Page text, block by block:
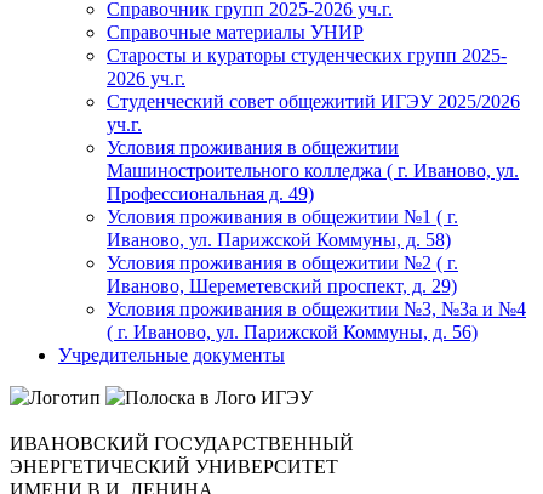
Справочник групп 2025-2026 уч.г.
Справочные материалы УНИР
Старосты и кураторы студенческих групп 2025-
2026 уч.г.
Студенческий совет общежитий ИГЭУ 2025/2026
уч.г.
Условия проживания в общежитии
Машиностроительного колледжа ( г. Иваново, ул.
Профессиональная д. 49)
Условия проживания в общежитии №1 ( г.
Иваново, ул. Парижской Коммуны, д. 58)
Условия проживания в общежитии №2 ( г.
Иваново, Шереметевский проспект, д. 29)
Условия проживания в общежитии №3, №3а и №4
( г. Иваново, ул. Парижской Коммуны, д. 56)
Учредительные документы
ИВАНОВСКИЙ ГОСУДАРСТВЕННЫЙ
ЭНЕРГЕТИЧЕСКИЙ УНИВЕРСИТЕТ